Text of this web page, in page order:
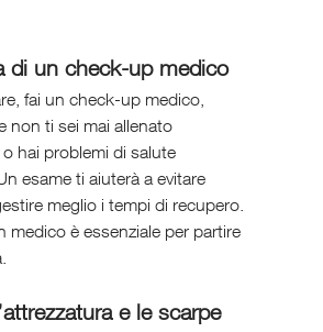
di un check-up medico
fai un check-up medico,
non ti sei mai allenato
hai problemi di salute
esame ti aiuterà a evitare
meglio i tempi di recupero.
medico è essenziale per partire
e le scarpe